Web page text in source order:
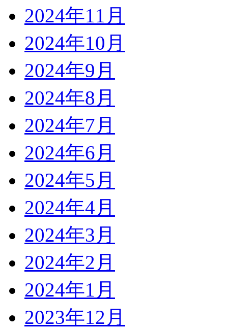
2024年11月
2024年10月
2024年9月
2024年8月
2024年7月
2024年6月
2024年5月
2024年4月
2024年3月
2024年2月
2024年1月
2023年12月